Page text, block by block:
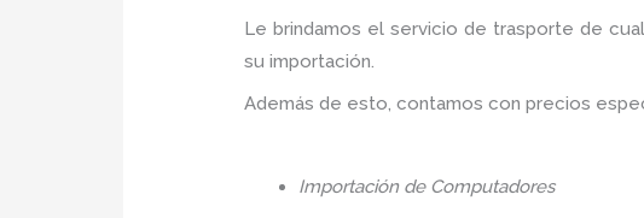
Le brindamos el servicio de trasporte de
su importación.
Además de esto, contamos con precios
Importación de Computadores